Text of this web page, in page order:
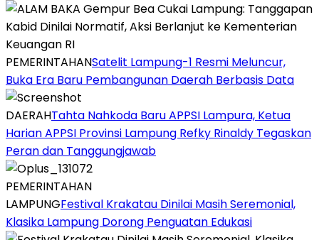
PEMERINTAHANSatelit Lampung-1 Resmi Meluncur,
Buka Era Baru Pembangunan Daerah Berbasis Data
DAERAHTahta Nahkoda Baru APPSI Lampura, Ketua
Harian APPSI Provinsi Lampung Refky Rinaldy Tegaskan
Peran dan Tanggungjawab
PEMERINTAHAN
LAMPUNGFestival Krakatau Dinilai Masih Seremonial,
Klasika Lampung Dorong Penguatan Edukasi